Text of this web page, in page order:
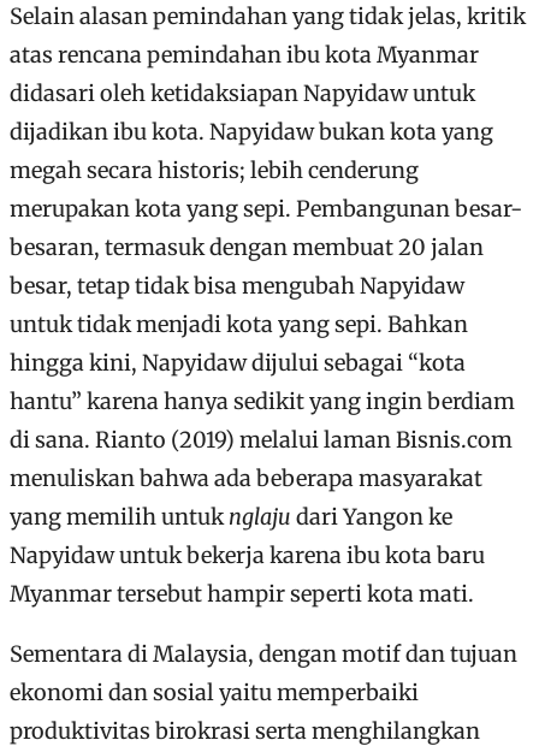
Selain alasan pemindahan yang tidak jelas, kritik
atas rencana pemindahan ibu kota Myanmar
didasari oleh ketidaksiapan Napyidaw untuk
dijadikan ibu kota. Napyidaw bukan kota yang
megah secara historis; lebih cenderung
merupakan kota yang sepi. Pembangunan besar-
besaran, termasuk dengan membuat 20 jalan
besar, tetap tidak bisa mengubah Napyidaw
untuk tidak menjadi kota yang sepi. Bahkan
hingga kini, Napyidaw dijului sebagai “kota
hantu” karena hanya sedikit yang ingin berdiam
di sana. Rianto (2019) melalui laman Bisnis.com
menuliskan bahwa ada beberapa masyarakat
yang memilih untuknglaju dari Yangon ke
Napyidaw untuk bekerja karena ibu kota baru
Myanmar tersebut hampir seperti kota mati.
Sementara di Malaysia, dengan motif dan tujuan
ekonomi dan sosial yaitu memperbaiki
produktivitas birokrasi serta menghilangkan